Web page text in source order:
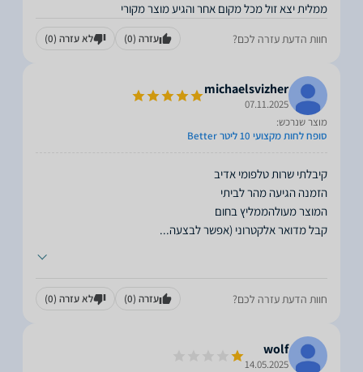
ממלית יצא זול מכל מקום אחר והגיע מוצר מקורי
חוות הדעת עזרה לכם? עזרה (0) לא עזרה (0)
michaelsvizher
07.11.2025
מוצר שנרכש:
סופח לחות מקצועי 10 ליטר Better
קבל מדואר אלקטרוני (אפשר לבצעה...
חוות הדעת עזרה לכם? עזרה (0) לא עזרה (0)
wolf
14.05.2025